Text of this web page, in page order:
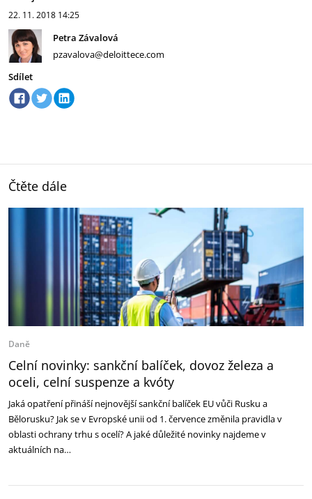
22. 11. 2018 14:25
Petra Závalová
pzavalova@deloittece.com
Sdílet
Čtěte dále
Daně
Celní novinky: sankční balíček, dovoz železa a
oceli, celní suspenze a kvóty
Jaká opatření přináší nejnovější sankční balíček EU vůči Rusku a
Bělorusku? Jak se v Evropské unii od 1. července změnila pravidla v
oblasti ochrany trhu s ocelí? A jaké důležité novinky najdeme v
aktuálních na…